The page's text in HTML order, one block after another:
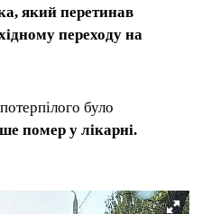
який перетинав
переходу на
було
помер у лікарні.